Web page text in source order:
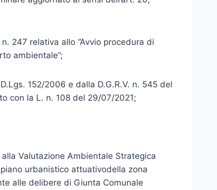
247 relativa allo “Avvio procedura di
ambientale”;
152/2006 e dalla D.G.R.V. n. 545 del
con la L. n. 108 del 29/07/2021;
Valutazione Ambientale Strategica
piano urbanistico attuativodella zona
alle delibere di Giunta Comunale